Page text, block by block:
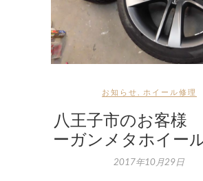
お知らせ ホイール修理
八王子市のお客様
ーガンメタホイー
2017年10月29日